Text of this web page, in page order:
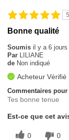
5
Bonne qualité
Soumis il y a 6 jours
Par LILIANE
de Non indiqué
Acheteur Vérifié
Commentaires
Tes bonne tenue
Est-ce que cet
0 0